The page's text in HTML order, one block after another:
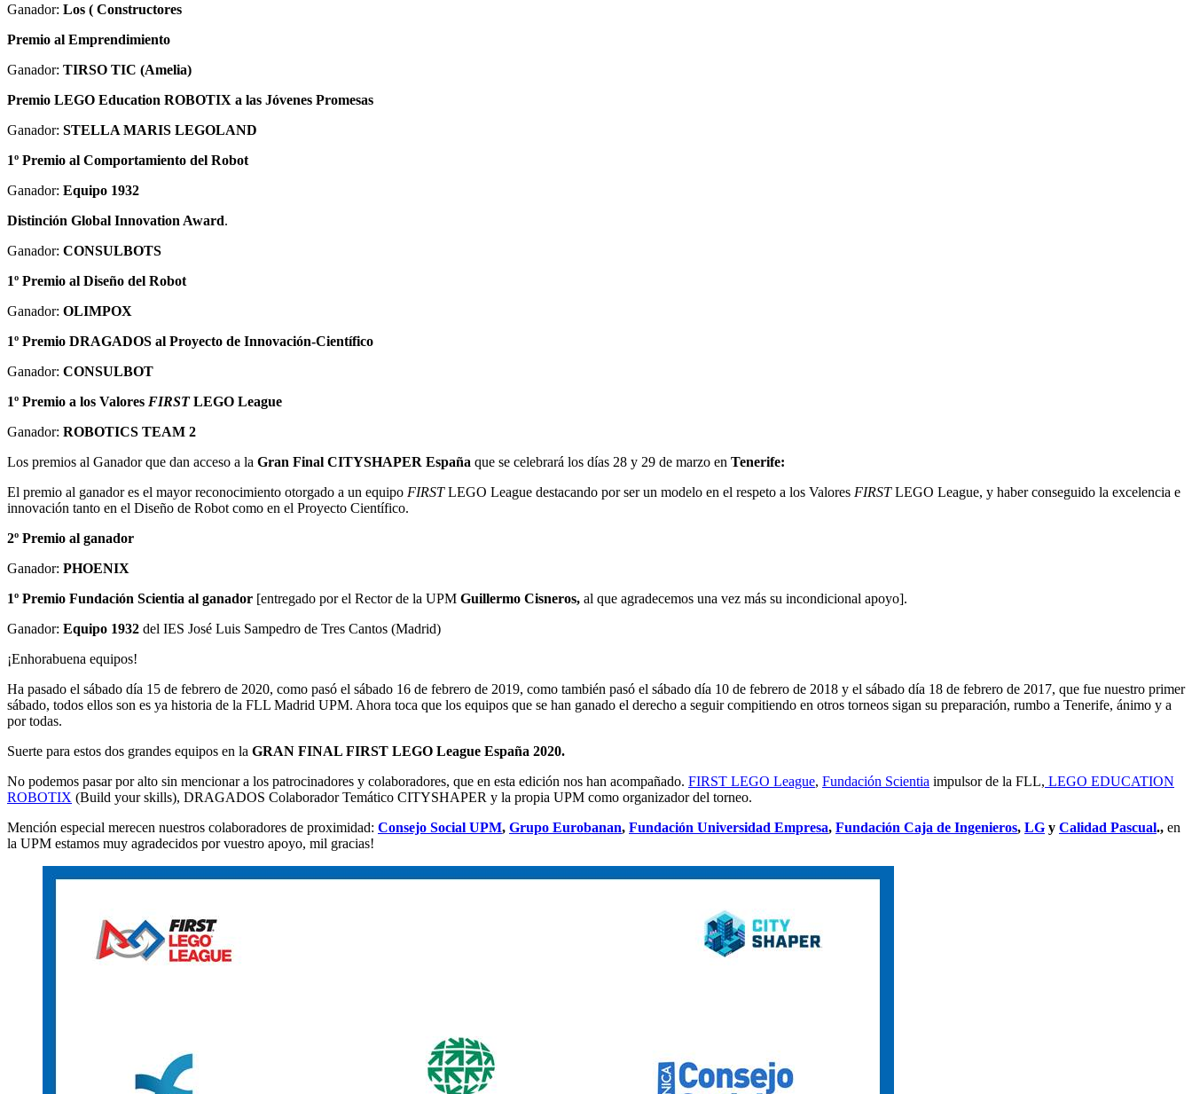
Ganador: Los ( Constructores
Premio al Emprendimiento
Ganador: TIRSO TIC (Amelia)
Premio LEGO Education ROBOTIX a las Jóvenes Promesas
Ganador: STELLA MARIS LEGOLAND
1º Premio al Comportamiento del Robot
Ganador: Equipo 1932
Distinción Global Innovation Award.
Ganador: CONSULBOTS
1º Premio al Diseño del Robot
Ganador: OLIMPOX
1º Premio DRAGADOS al Proyecto de Innovación-Científico
Ganador: CONSULBOT
1º Premio a los Valores FIRSTLEGO League
Ganador: ROBOTICS TEAM 2
Los premios al Ganador que dan acceso a la Gran Final CITYSHAPER España que se celebrará los días 28 y 29 de marzo en Tenerife:
El premio al ganador es el mayor reconocimiento otorgado a un equipo FIRSTLEGO League destacando por ser un modelo en el respeto a los Valores FIRSTLEGO League, y haber conseguido la excelencia e
innovación tanto en el Diseño de Robot como en el Proyecto Científico.
2º Premio al ganador
Ganador: PHOENIX
1º Premio Fundación Scientia al ganador [entregado por el Rector de la UPM Guillermo Cisneros, al que agradecemos una vez más su incondicional apoyo].
Ganador: Equipo 1932 del IES José Luis Sampedro de Tres Cantos (Madrid)
¡Enhorabuena equipos!
Ha pasado el sábado día 15 de febrero de 2020, como pasó el sábado 16 de febrero de 2019, como también pasó el sábado día 10 de febrero de 2018 y el sábado día 18 de febrero de 2017, que fue nuestro primer
sábado, todos ellos son es ya historia de la FLL Madrid UPM. Ahora toca que los equipos que se han ganado el derecho a seguir compitiendo en otros torneos sigan su preparación, rumbo a Tenerife, ánimo y a
por todas.
Suerte para estos dos grandes equipos en la GRAN FINAL FIRST LEGO League España 2020.
No podemos pasar por alto sin mencionar a los patrocinadores y colaboradores, que en esta edición nos han acompañado. FIRST LEGO League, Fundación Scientia impulsor de la FLL, LEGO EDUCATION
ROBOTIX (Build your skills), DRAGADOS Colaborador Temático CITYSHAPER y la propia UPM como organizador del torneo.
Mención especial merecen nuestros colaboradores de proximidad: Consejo Social UPM, Grupo Eurobanan, Fundación Universidad Empresa, Fundación Caja de Ingenieros, LG y Calidad Pascual., en
la UPM estamos muy agradecidos por vuestro apoyo, mil gracias!